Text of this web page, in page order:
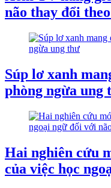
não thay đổi
Súp lơ xanh
phòng ngừa ung
Hai nghiên cứu
của việc học